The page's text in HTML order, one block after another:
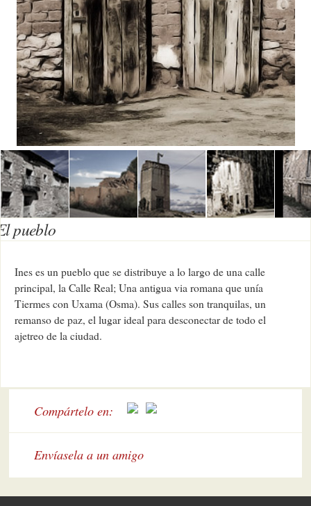
pueblo
Ines es un pueblo que se distribuye a lo largo de una calle
principal, la Calle Real; Una antigua via romana que unía
Tiermes con Uxama (Osma). Sus calles son tranquilas, un
remanso de paz, el lugar ideal para desconectar de todo el
ajetreo de la ciudad.
Compártelo en:
Envíasela a un amigo